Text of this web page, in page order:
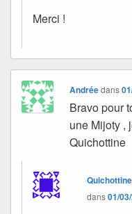
Merci !
Andréedans
Bravo pour
une Mijoty ,
Quichottine
Quichottine
dans01/